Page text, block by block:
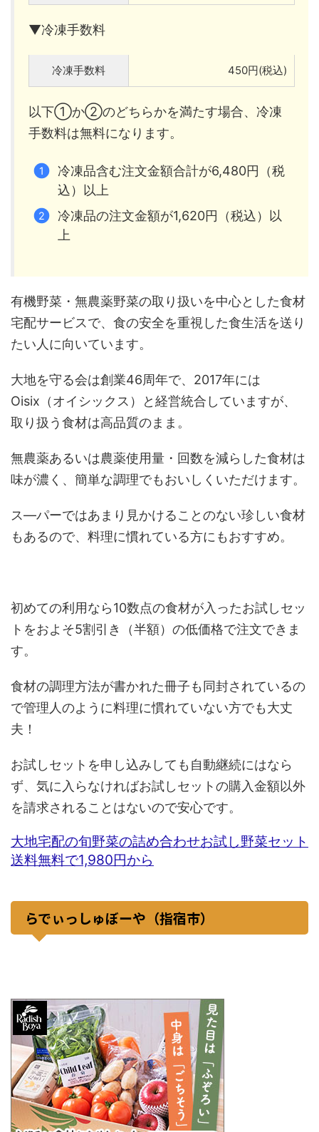
▼冷凍手数料
冷凍手数料 450円(税込)
以下①か②のどちらかを満たす場合、冷凍
手数料は無料になります。
冷凍品含む注文金額合計が6,480円（税
込）以上
冷凍品の注文金額が1,620円（税込）以
上
有機野菜・無農薬野菜の取り扱いを中心とした食材
宅配サービスで、食の安全を重視した食生活を送り
たい人に向いています。
大地を守る会は創業46周年で、2017年には
Oisix（オイシックス）と経営統合していますが、
取り扱う食材は高品質のまま。
無農薬あるいは農薬使用量・回数を減らした食材は
味が濃く、簡単な調理でもおいしくいただけます。
ス―パーではあまり見かけることのない珍しい食材
もあるので、料理に慣れている方にもおすすめ。
初めての利用なら10数点の食材が入ったお試しセッ
トをおよそ5割引き（半額）の低価格で注文できま
す。
食材の調理方法が書かれた冊子も同封されているの
で管理人のように料理に慣れていない方でも大丈
夫！
お試しセットを申し込みしても自動継続にはなら
ず、気に入らなければお試しセットの購入金額以外
を請求されることはないので安心です。
大地宅配の旬野菜の詰め合わせお試し野菜セット
送料無料で1,980円から
らでぃっしゅぼーや（指宿市）